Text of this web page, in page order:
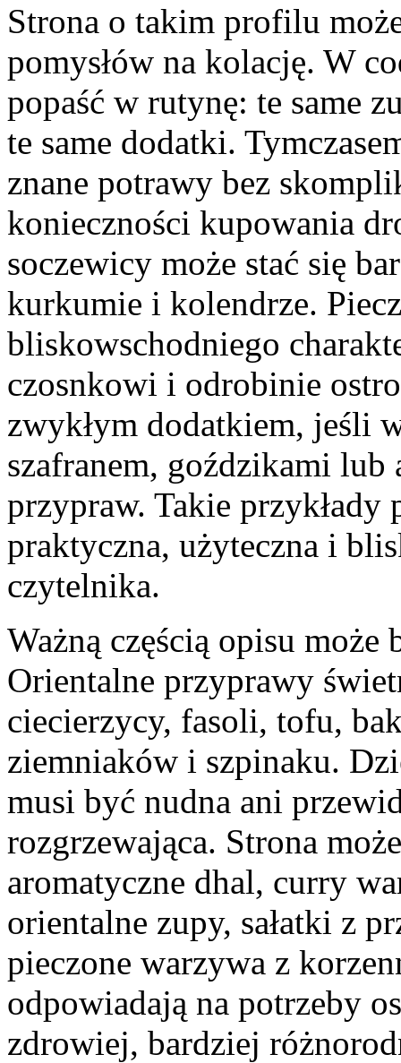
Strona o takim profilu
pomysłów na kolację. W
popaść w rutynę: te same
te same dodatki.
znane potrawy bez
konieczności kupowania
soczewicy może stać się
kurkumie i kolendrze.
bliskowschodniego
czosnkowi i odrobinie
zwykłym dodatkiem, jeśli
szafranem, goździkami lub
przypraw. Takie przykłady
praktyczna, użyteczna i
czytelnika.
Ważną częścią opisu
Orientalne przyprawy
ciecierzycy, fasoli, tofu,
ziemniaków i szpinaku.
musi być nudna ani
rozgrzewająca. Strona
aromatyczne dhal, curry
orientalne zupy, sałatki z
pieczone warzywa z
odpowiadają na potrzeby
zdrowiej, bardziej